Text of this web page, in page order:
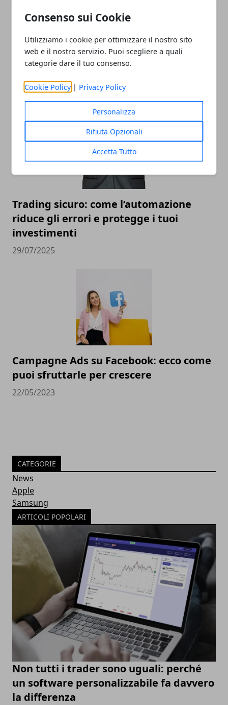
Consenso sui Cookie
Utilizziamo i cookie per ottimizzare il nostro sito
web e il nostro servizio. Puoi scegliere a quali
categorie dare il tuo consenso.
Cookie Policy | Privacy Policy
Personalizza
Rifiuta Opzionali
Accetta Tutto
Non tutti i trader sono uguali: perché
un software personalizzabile fa davvero
05/08/2025
Trading sicuro: come l’automazione
riduce gli errori e protegge i tuoi
investimenti
29/07/2025
Campagne Ads su Facebook: ecco come
puoi sfruttarle per crescere
22/05/2023
CATEGORIE
News
Apple
Samsung
ARTICOLI POPOLARI
Non tutti i trader sono uguali: perché
un software personalizzabile fa davvero
la differenza